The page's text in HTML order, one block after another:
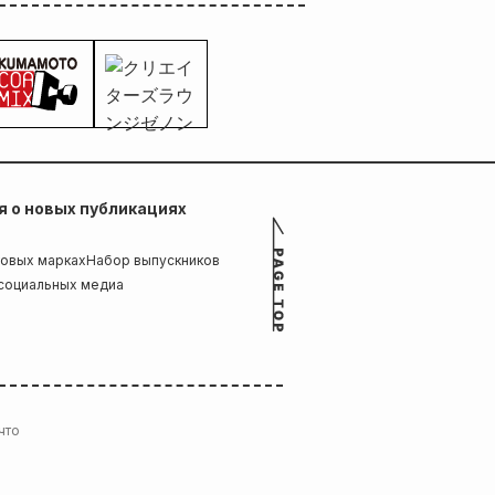
о новых публикациях
маркахНабор выпускников
медиа